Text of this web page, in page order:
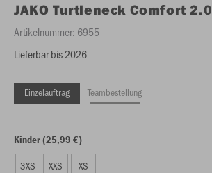
JAKO Turtleneck Comfort 2.0
Artikelnummer: 6955
Lieferbar bis 2026
Einzelauftrag Teambestellung
Kinder (25,99 €)
3XS XXS XS